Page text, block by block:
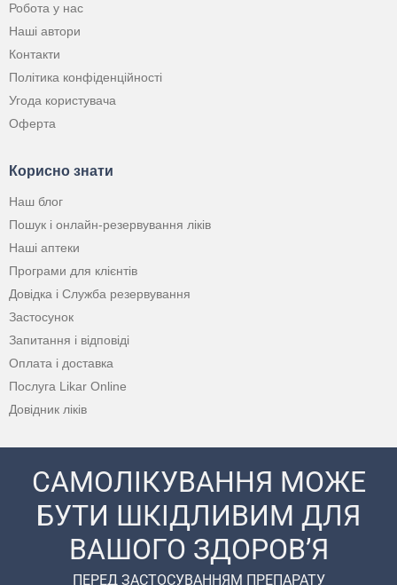
Робота у нас
Наші автори
Контакти
Політика конфіденційності
Угода користувача
Оферта
Корисно знати
Наш блог
Пошук і онлайн-резервування ліків
Наші аптеки
Програми для клієнтів
Довідка і Служба резервування
Застосунок
Запитання і відповіді
Оплата і доставка
Послуга Likar Online
Довідник ліків
САМОЛІКУВАННЯ МОЖЕ
БУТИ ШКІДЛИВИМ ДЛЯ
ВАШОГО ЗДОРОВ’Я
ПЕРЕД ЗАСТОСУВАННЯМ ПРЕПАРАТУ